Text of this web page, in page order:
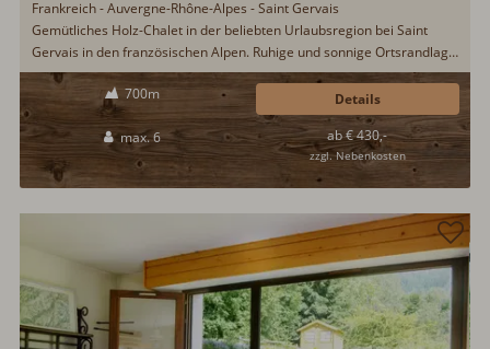
Frankreich - Auvergne-Rhône-Alpes - Saint Gervais
Gemütliches Holz-Chalet in der beliebten Urlaubsregion bei Saint
Gervais in den französischen Alpen. Ruhige und sonnige Ortsrandlage
mit toller Aussicht. Im Winter schnelle Anbindung an das Top-
Skigebiet Evasion Mont Blanc. Skibushaltestelle direkt vor dem Chalet.
In den Sommermonaten zahlreiche Freizeitmöglichkeiten...
700m
max. 6 ab € 430,-
zzgl. Nebenkosten
Details